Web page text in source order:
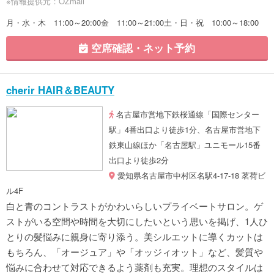
月・水・木 11:00～20:00金 11:00～21:00土・日・祝 10:00～18:00
空席確認・ネット予約
cherir HAIR＆BEAUTY
名古屋市営地下鉄桜通線「国際センター
駅」4番出口より徒歩1分、名古屋市営地下
鉄東山線ほか「名古屋駅」ユニモール15番
出口より徒歩2分
愛知県名古屋市中村区名駅4-17-18 茗荷ビ
ル4F
白と青のコントラストがかわいらしいプライベートサロン。ゲ
ストがいる空間や時間を大切にしたいという思いを掲げ、1人ひ
とりの髪悩みに親身に寄り添う。美シルエットに導くカットは
もちろん、「オージュア」や「オッジィオット」など、髪質や
悩みに合わせて対応できるよう薬剤も充実。理想のスタイルは